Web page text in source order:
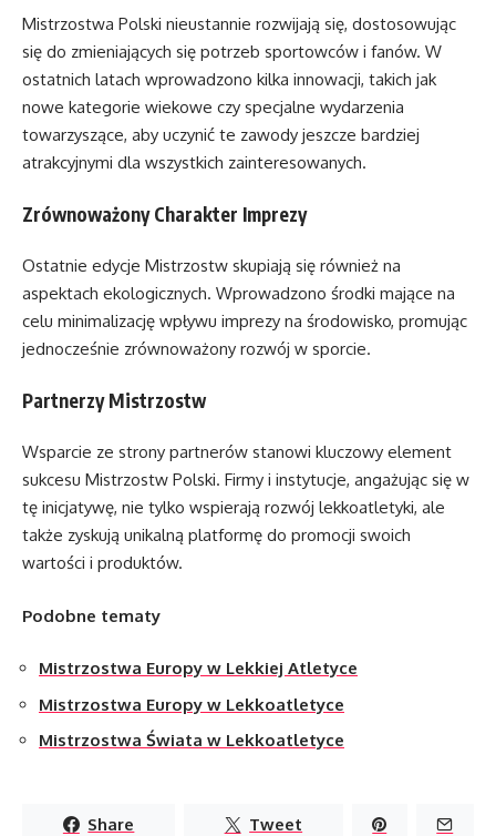
Mistrzostwa Polski nieustannie rozwijają się, dostosowując
się do zmieniających się potrzeb sportowców i fanów. W
ostatnich latach wprowadzono kilka innowacji, takich jak
nowe kategorie wiekowe czy specjalne wydarzenia
towarzyszące, aby uczynić te zawody jeszcze bardziej
atrakcyjnymi dla wszystkich zainteresowanych.
Zrównoważony Charakter Imprezy
Ostatnie edycje Mistrzostw skupiają się również na
aspektach ekologicznych. Wprowadzono środki mające na
celu minimalizację wpływu imprezy na środowisko, promując
jednocześnie zrównoważony rozwój w sporcie.
Partnerzy Mistrzostw
Wsparcie ze strony partnerów stanowi kluczowy element
sukcesu Mistrzostw Polski. Firmy i instytucje, angażując się w
tę inicjatywę, nie tylko wspierają rozwój lekkoatletyki, ale
także zyskują unikalną platformę do promocji swoich
wartości i produktów.
Podobne tematy
Mistrzostwa Europy w Lekkiej Atletyce
Mistrzostwa Europy w Lekkoatletyce
Mistrzostwa Świata w Lekkoatletyce
Share Tweet